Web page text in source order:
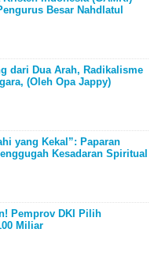
Besar Nahdlatul
dari Dua Arah, Radikalisme
(Oleh Opa Jappy)
yang Kekal”: Paparan
Kesadaran Spiritual
Pemprov DKI Pilih
Miliar